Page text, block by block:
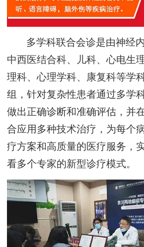
多学科联合会诊是由神经
中西医结合科、儿科、心电生
理科、心理学科、康复科等学
组，针对复杂性患者通过多学
做出正确诊断和准确评估，并
合应用多种技术治疗，为每个
疗方案和高质量的医疗服务，
看多个专家的新型诊疗模式。